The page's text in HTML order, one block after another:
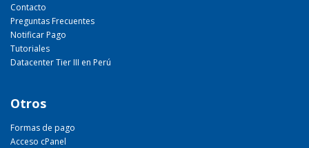
Contacto
Preguntas Frecuentes
Notificar Pago
Tutoriales
Datacenter Tier III en Perú
Otros
Formas de pago
Acceso cPanel